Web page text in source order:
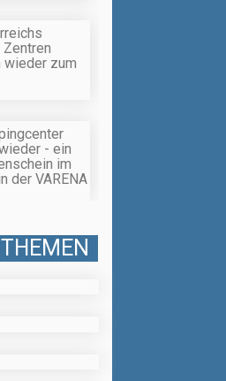
wieder zum
- ein
im
der VARENA